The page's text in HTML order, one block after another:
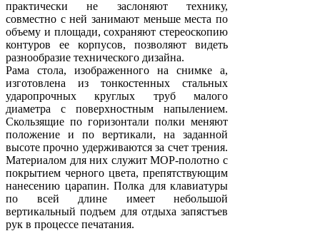
практически не заслоняют технику,
совместно с ней занимают меньше места по
объему и площади, сохраняют стереоскопию
контуров ее корпусов, позволяют видеть
разнообразие технического дизайна.
Рама стола, изображенного на снимке а,
изготовлена из тонкостенных стальных
ударопрочных круглых труб малого
диаметра с поверхностным напылением.
Скользящие по горизонтали полки меняют
положение и по вертикали, на заданной
высоте прочно удерживаются за счет трения.
Материалом для них служит МОР-полотно с
покрытием черного цвета, препятствующим
нанесению царапин. Полка для клавиатуры
по всей длине имеет небольшой
вертикальный подъем для отдыха запястъев
рук в процессе печатания.